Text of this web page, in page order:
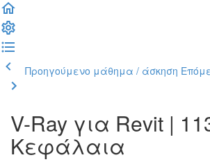
Προηγούμενο μάθημα / άσκηση
V-Ray για Revit |
Κεφάλαια